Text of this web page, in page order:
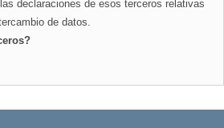
declaraciones de esos terceros relativas
de datos.